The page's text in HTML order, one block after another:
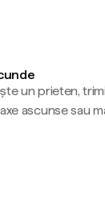
un prieten,
ascunse sau